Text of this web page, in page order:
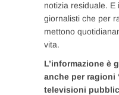
notizia residuale.
giornalisti che per
mettono
vita.
L’informazione è
anche per ragioni
televisioni